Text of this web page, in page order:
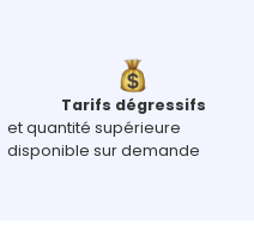
Tarifs dégressifs
et quantité supérieure
disponible sur demande